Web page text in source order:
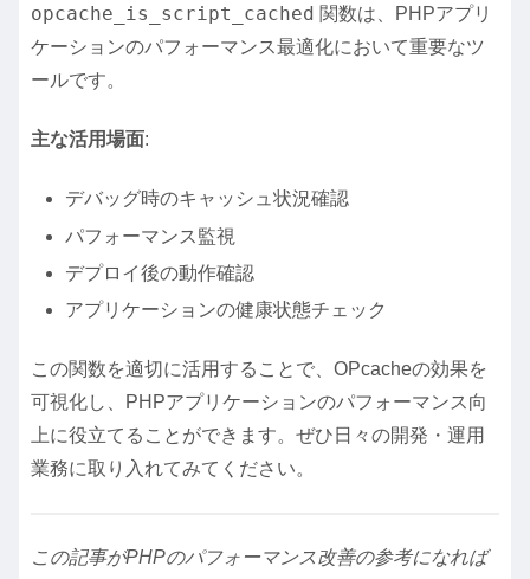
opcache_is_script_cached 関数は、PHPアプリ
ケーションのパフォーマンス最適化において重要なツ
ールです。
主な活用場面:
デバッグ時のキャッシュ状況確認
パフォーマンス監視
デプロイ後の動作確認
アプリケーションの健康状態チェック
この関数を適切に活用することで、OPcacheの効果を
可視化し、PHPアプリケーションのパフォーマンス向
上に役立てることができます。ぜひ日々の開発・運用
業務に取り入れてみてください。
この記事がPHPのパフォーマンス改善の参考になれば